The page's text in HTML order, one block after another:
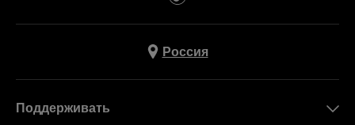
Россия
Поддерживать